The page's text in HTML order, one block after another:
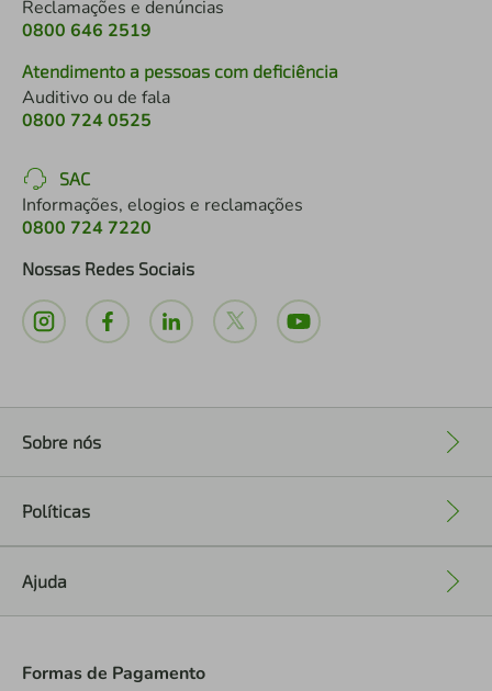
Reclamações e denúncias
0800 646 2519
Atendimento a pessoas com deficiência
Auditivo ou de fala
0800 724 0525
SAC
Informações, elogios e reclamações
0800 724 7220
Nossas Redes Sociais
Sobre nós
Políticas
Ajuda
Formas de Pagamento